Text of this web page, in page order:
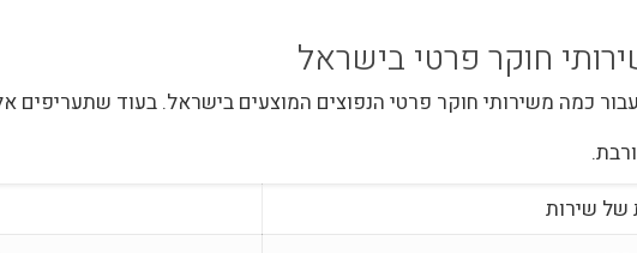
חוקר פרטי בישראל
כמה משירותי חוקר פרטי הנפוצים המוצעים בישראל. בעוד שתעריפים
של שירות